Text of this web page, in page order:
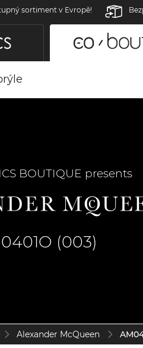
sortiment v Evropě!
(003)
BOUTIQUE presents
Alexander McQueen